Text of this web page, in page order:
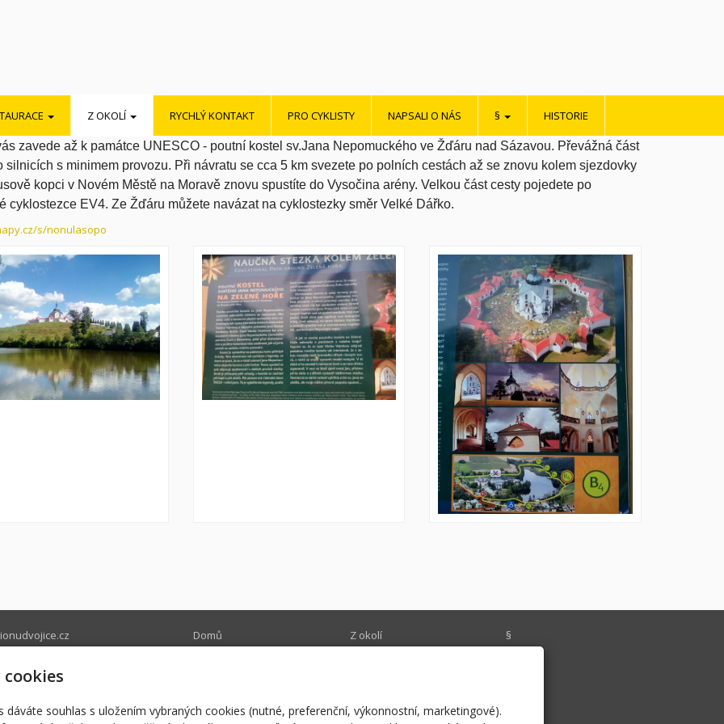
Z OKOLÍ RYCHLÝ KONTAKT PRO CYKLISTY NAPSALI O NÁS § HISTORIE
zavede až k památce UNESCO - poutní kostel sv.Jana Nepomuckého ve Žďáru nad Sázavou. Převážná část
silnicích s minimem provozu. Při návratu se cca 5 km svezete po polních cestách až se znovu kolem sjezdovky
kopci v Novém Městě na Moravě znovu spustíte do Vysočina arény. Velkou část cesty pojedete po
cyklostezce EV4. Ze Žďáru můžete navázat na cyklostezky směr Velké Dářko.
s/nonulasopo
Domů
Z okolí
§
Historie
souhlas s uložením vybraných cookies (nutné, preferenční, výkonnostní, marketingové).